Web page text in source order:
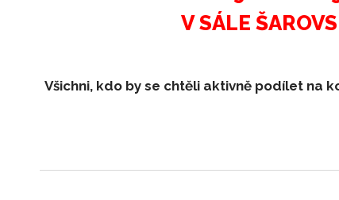
V SÁLE
Všichni, kdo by se chtěli aktivně podílet na